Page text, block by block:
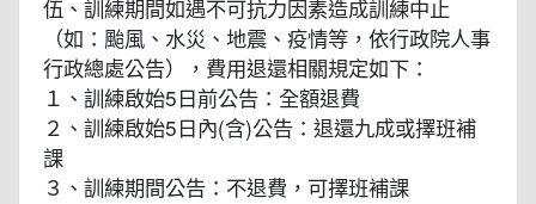
伍、訓練期間如遇不可抗力因素造成訓練中止
（如：颱風、水災、地震、疫情等，依行政院人事
行政總處公告），費用退還相關規定如下：
１、訓練啟始5日前公告：全額退費
２、訓練啟始5日內(含)公告：退還九成或擇班補
課
３、訓練期間公告：不退費，可擇班補課